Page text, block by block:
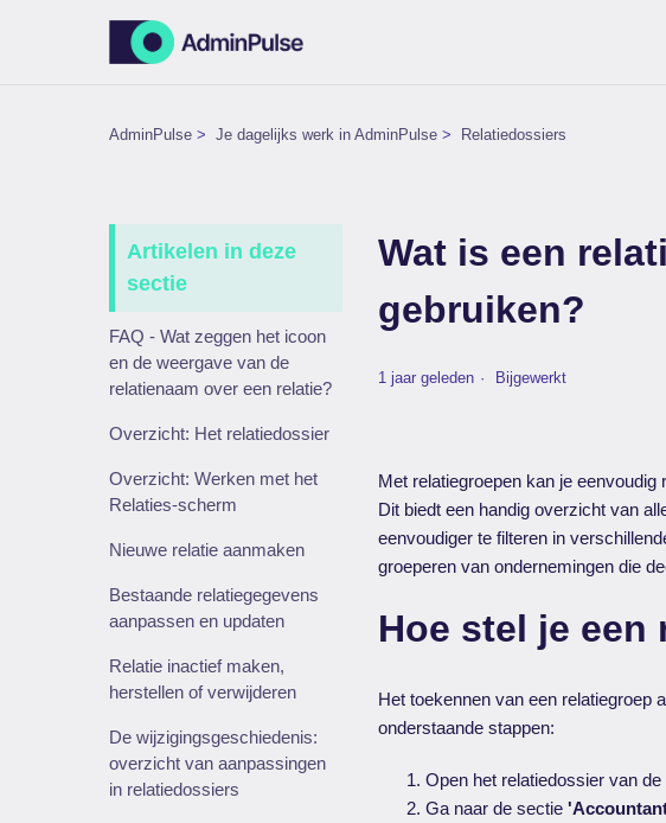
AdminPulse Je dagelijks werk in AdminPulse Relatiedossiers
Artikelen in deze
sectie
FAQ - Wat zeggen het icoon
en de weergave van de
relatienaam over een relatie?
Overzicht: Het relatiedossier
Overzicht: Werken met het
Relaties-scherm
Nieuwe relatie aanmaken
Bestaande relatiegegevens
aanpassen en updaten
Relatie inactief maken,
herstellen of verwijderen
De wijzigingsgeschiedenis:
overzicht van aanpassingen
in relatiedossiers
Wat is een
gebruiken?
1 jaar geleden Bijgewerkt
Met relatiegroepen kan je
Dit biedt een handig overzicht van
eenvoudiger te filteren in
groeperen van ondernemingen die
Hoe stel je een
Het toekennen van een relatiegroep
onderstaande stappen:
Open het relatiedossier van
Ga naar de sectie